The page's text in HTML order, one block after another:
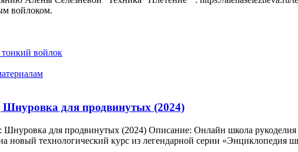
войлоком.
тонкий войлок
для продвинутых (2024)
Шнуровка для продвинутых (2024) Описание: Онлайн школа
новый технологический курс из легендарной серии «Энциклопедия